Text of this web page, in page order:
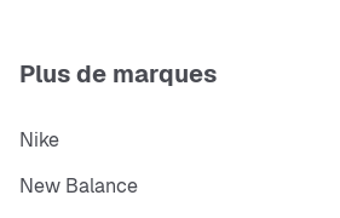
Plus de marques
Nike
New Balance